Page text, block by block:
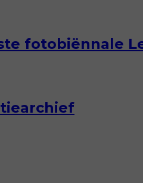
fotobiënnale